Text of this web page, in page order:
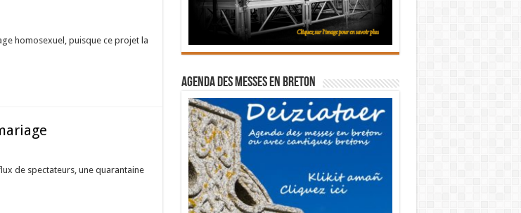
homosexuel, puisque ce projet la
de spectateurs, une quarantaine
Agenda des messes en breton